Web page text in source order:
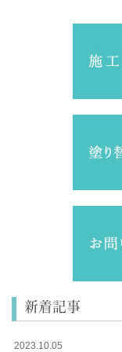
新着記事
2023.10.05